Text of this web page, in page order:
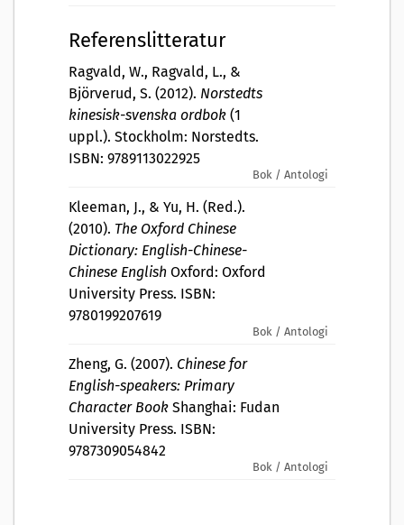
Referenslitteratur
Ragvald, W., Ragvald, L., &
Björverud, S. (2012). Norstedts
kinesisk-svenska ordbok (1
uppl.). Stockholm: Norstedts.
ISBN: 9789113022925
Bok / Antologi
Kleeman, J., & Yu, H. (Red.).
(2010). The Oxford Chinese
Dictionary: English-Chinese-
Chinese English Oxford: Oxford
University Press. ISBN:
9780199207619
Bok / Antologi
Zheng, G. (2007). Chinese for
English-speakers: Primary
Character Book Shanghai: Fudan
University Press. ISBN:
9787309054842
Bok / Antologi